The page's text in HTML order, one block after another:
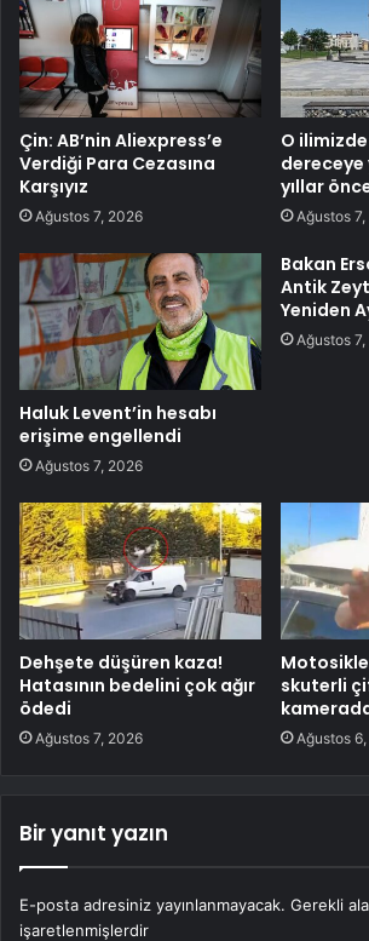
Çin: AB’nin Aliexpress’e
Verdiği Para Cezasına
Karşıyız
Ağustos 7, 2026
O ilimizde
dereceye
yıllar
Ağustos
Haluk Levent’in hesabı
erişime engellendi
Ağustos 7, 2026
Bakan
Antik
Yeniden
Ağustos
Dehşete düşüren kaza!
Hatasının bedelini çok ağır
ödedi
Ağustos 7, 2026
skuterli
Ağustos
Bir yanıt yazın
E-posta adresiniz yayınlanmayacak. Gerekli
işaretlenmişlerdir